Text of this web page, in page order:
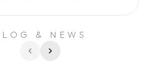
& NEWS